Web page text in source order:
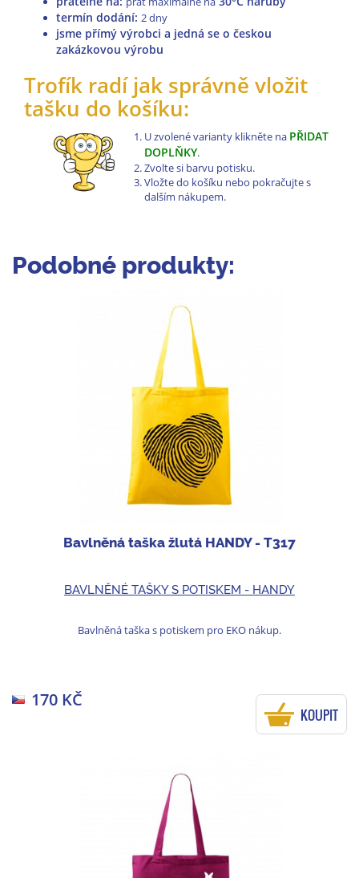
termín dodání: 2 dny
jsme přímý výrobci a jedná se o českou
zakázkovou výrobu
Trofík radí jak správně vložit
tašku do košíku:
U zvolené varianty klikněte na PŘIDAT
DOPLŇKY.
Zvolte si barvu potisku.
Vložte do košíku nebo pokračujte s
dalším nákupem.
Podobné produkty:
Bavlněná taška žlutá HANDY - T317
BAVLNĚNÉ TAŠKY S POTISKEM - HANDY
Bavlněná taška s potiskem pro EKO nákup.
170 KČ
KOUPIT